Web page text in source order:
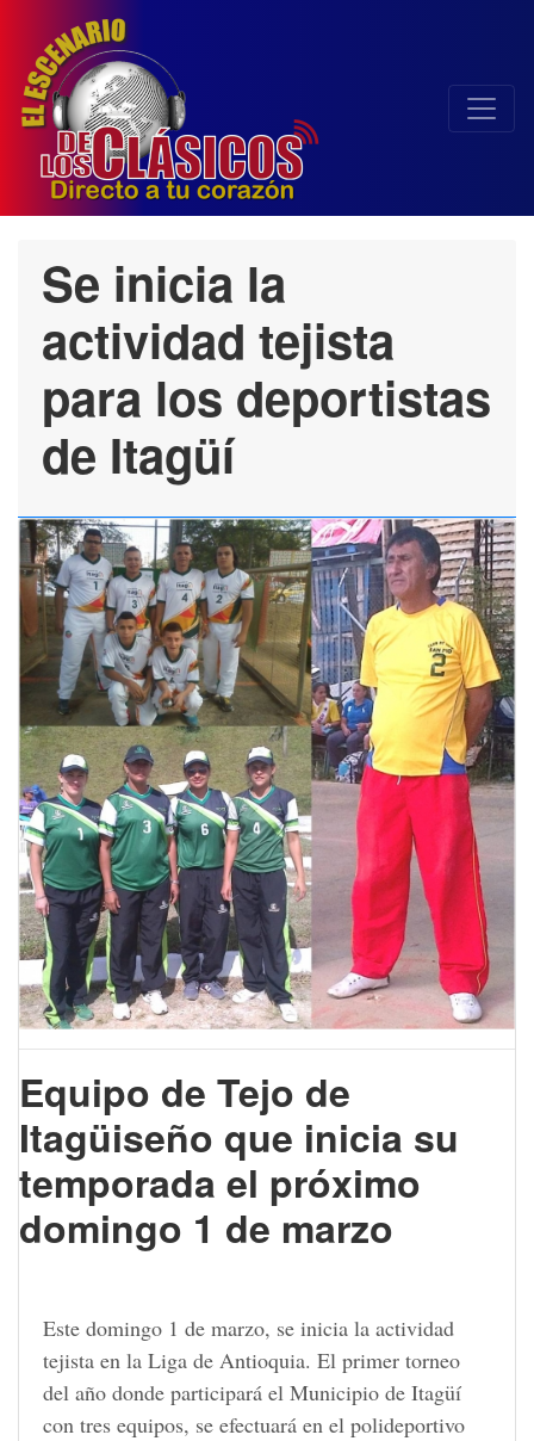
Se inicia la
actividad tejista
para los deportistas
de Itagüí
Equipo de Tejo de
Itagüiseño que inicia su
temporada el próximo
domingo 1 de marzo
Este domingo 1 de marzo, se inicia la actividad
tejista en la Liga de Antioquia. El primer torneo
del año donde participará el Municipio de Itagüí
con tres equipos, se efectuará en el polideportivo